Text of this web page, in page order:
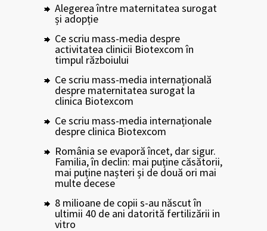
Alegerea între maternitatea surogat
și adopție
Ce scriu mass-media despre
activitatea clinicii Biotexcom în
timpul războiului
Ce scriu mass-media internațională
despre maternitatea surogat la
clinica Biotexcom
Ce scriu mass-media internaționale
despre clinica Biotexcom
România se evaporă încet, dar sigur.
Familia, în declin: mai puține căsătorii,
mai puține nașteri și de două ori mai
multe decese
8 milioane de copii s-au născut în
ultimii 40 de ani datorită fertilizării in
vitro